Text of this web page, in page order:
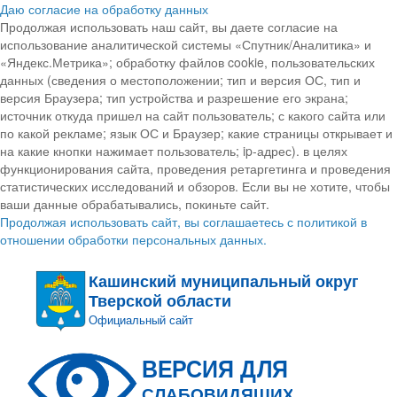
Даю согласие на обработку данных
Продолжая использовать наш сайт, вы даете согласие на
использование аналитической системы «Спутник/Аналитика» и
«Яндекс.Метрика»; обработку файлов cookie, пользовательских
данных (сведения о местоположении; тип и версия ОС, тип и
версия Браузера; тип устройства и разрешение его экрана;
источник откуда пришел на сайт пользователь; с какого сайта или
по какой рекламе; язык ОС и Браузер; какие страницы открывает и
на какие кнопки нажимает пользователь; ip-адрес). в целях
функционирования сайта, проведения ретаргетинга и проведения
статистических исследований и обзоров. Если вы не хотите, чтобы
ваши данные обрабатывались, покиньте сайт.
Продолжая использовать сайт, вы соглашаетесь с политикой в
отношении обработки персональных данных.